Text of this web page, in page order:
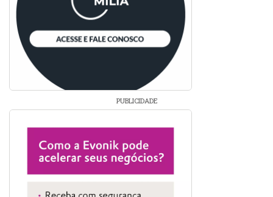
PUBLICIDADE